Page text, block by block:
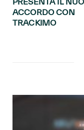
ACCORDO CON
TRACKIMO